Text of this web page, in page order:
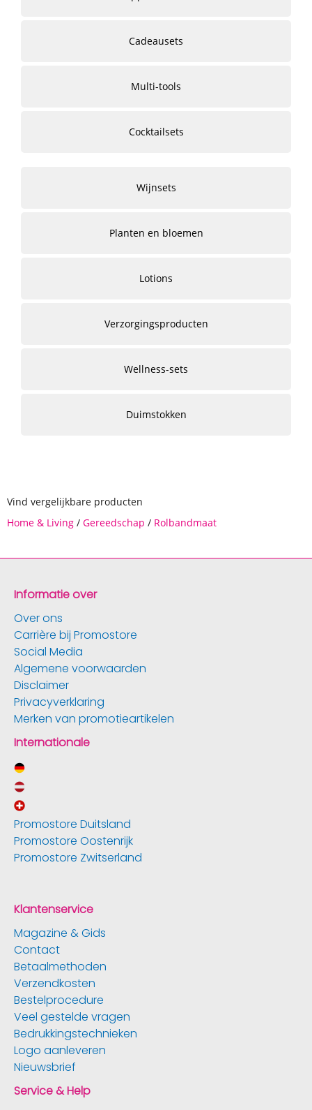
Cadeausets
Multi-tools
Cocktailsets
Wijnsets
Planten en bloemen
Lotions
Verzorgingsproducten
Wellness-sets
Duimstokken
Vind vergelijkbare producten
Home & Living / Gereedschap / Rolbandmaat
Informatie over
Over ons
Carrière bij Promostore
Social Media
Algemene voorwaarden
Disclaimer
Privacyverklaring
Merken van promotieartikelen
Internationale
Promostore Duitsland
Promostore Oostenrijk
Promostore Zwitserland
Klantenservice
Magazine & Gids
Contact
Betaalmethoden
Verzendkosten
Bestelprocedure
Veel gestelde vragen
Bedrukkingstechnieken
Logo aanleveren
Nieuwsbrief
Service & Help